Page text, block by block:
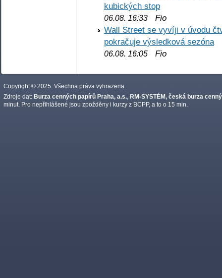
kubických stop
06.08. 16:33 Fio
Wall Street se vyvíji v úvodu
pokračuje výsledková sezóna
06.08. 16:05 Fio
Copyright © 2025. Všechna práva vyhrazena.
Zdroje dat: Burza cenných papírů Praha, a.s., RM-SYSTÉM, česká burza
minut. Pro nepřihlášené jsou zpožděny i kurzy z BCPP, a to o 15 min.